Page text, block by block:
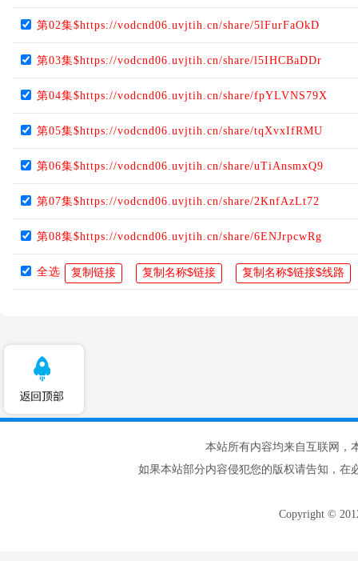
第02集$https://vodcnd06.uvjtih.cn/share/5lFurFaOkD
第03集$https://vodcnd06.uvjtih.cn/share/l5IHCBaDDr
第04集$https://vodcnd06.uvjtih.cn/share/fpYLVNS79X
第05集$https://vodcnd06.uvjtih.cn/share/tqXvxIfRMU
第06集$https://vodcnd06.uvjtih.cn/share/uTiAnsmxQ9
第07集$https://vodcnd06.uvjtih.cn/share/2KnfAzLt72
第08集$https://vodcnd06.uvjtih.cn/share/6ENJrpcwRg
全选
本站所有内容均来自互联网，
如果本站部分内容侵犯您的版权请告知，在
Copyright ©